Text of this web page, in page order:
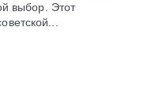
выбор. Этот